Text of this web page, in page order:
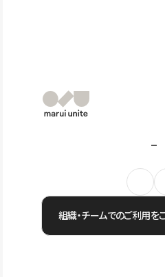
組織・チームでのご利用を